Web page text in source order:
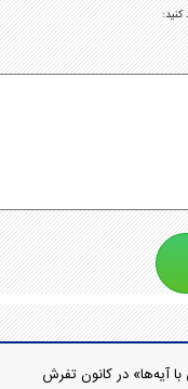
کنید:
آیه‌ها» در کانون تفرش